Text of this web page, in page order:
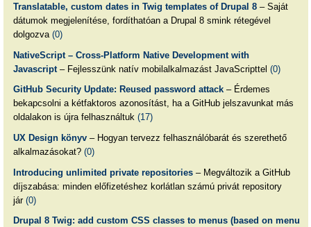
Translatable, custom dates in Twig templates of Drupal 8– Saját
dátumok megjelenítése, fordíthatóan a Drupal 8 smink rétegével
dolgozva (0)
NativeScript – Cross-Platform Native Development with
Javascript– Fejlesszünk natív mobilalkalmazást JavaScripttel (0)
GitHub Security Update: Reused password attack– Érdemes
bekapcsolni a kétfaktoros azonosítást, ha a GitHub jelszavunkat más
oldalakon is újra felhasználtuk (17)
UX Design könyv– Hogyan tervezz felhasználóbarát és szerethető
alkalmazásokat? (0)
Introducing unlimited private repositories– Megváltozik a GitHub
díjszabása: minden előfizetéshez korlátlan számú privát repository
jár (0)
Drupal 8 Twig: add custom CSS classes to menus (based on menu